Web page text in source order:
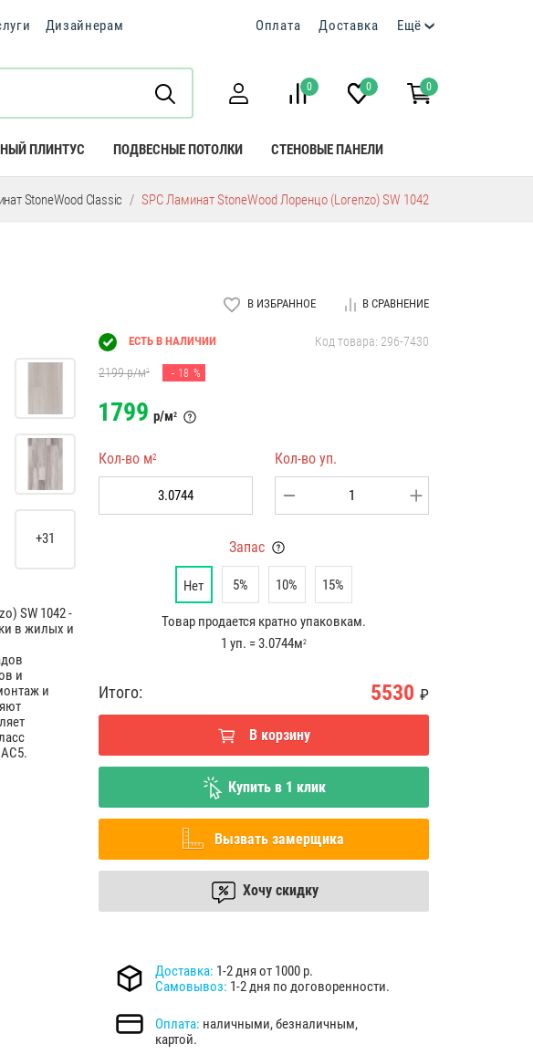
Дизайнерам Оплата Доставка Ещё
0 0 0
ПЛИНТУС ПОДВЕСНЫЕ ПОТОЛКИ СТЕНОВЫЕ ПАНЕЛИ
StoneWood Classic SPC Ламинат StoneWood Лоренцо (Lorenzo) SW 1042
В ИЗБРАННОЕ В СРАВНЕНИЕ
+31
SW 1042 -
в жилых и
и
и
ЕСТЬ В НАЛИЧИИ Код товара: 296-7430
2199р/м2 - 18 %
1799 р/м2
Кол-во м2 Кол-во уп.
Запас
Нет 5% 10% 15%
Товар продается кратно упаковкам.
1 уп. = 3.0744м2
Итого: 5530 ₽
Купить в 1 клик
В корзину
Вызвать замерщика
Хочу скидку
Доставка: 1-2 дня от 1000 р.
Самовывоз: 1-2 дня по договоренности.
Оплата: наличными, безналичным,
картой.